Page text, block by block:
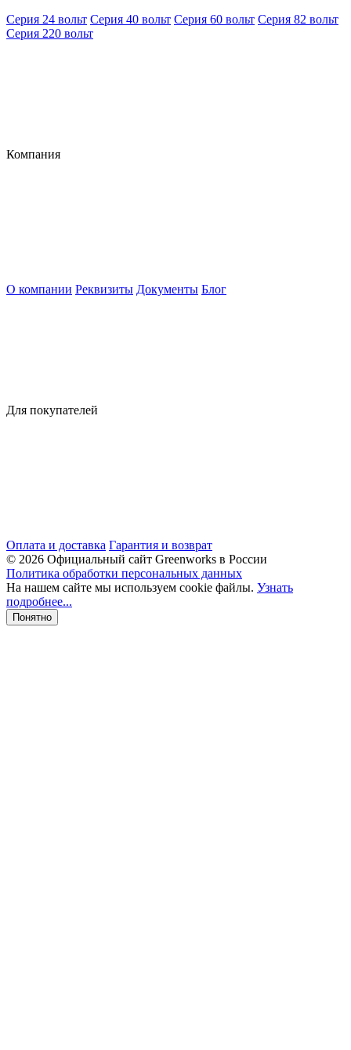
Серия 24 вольт Серия 40 вольт Серия 60 вольт Серия 82 вольт
Серия 220 вольт
Компания
О компании Реквизиты Документы Блог
Для покупателей
Оплата и доставка Гарантия и возврат
© 2026 Официальный сайт Greenworks в России
Политика обработки персональных данных
На нашем сайте мы используем cookie файлы. Узнать
подробнее...
Понятно